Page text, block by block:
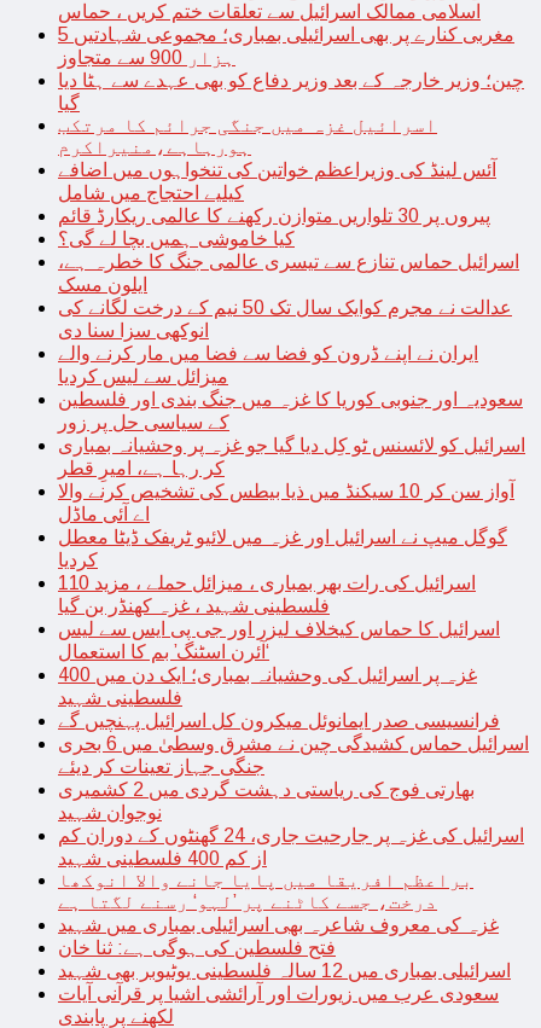
اسلامی ممالک اسرائیل سے تعلقات ختم کریں ، حماس
مغربی کنارے پر بھی اسرائیلی بمباری؛ مجموعی شہادتیں 5
ہزار 900 سے متجاوز
چین؛ وزیر خارجہ کے بعد وزیر دفاع کو بھی عہدے سے ہٹا دیا
گیا
اسرائیل غزہ میں جنگی جرائم کا مرتکب
ہورہاہے،منیراکرم
آئس لینڈ کی وزیراعظم خواتین کی تنخواہوں میں اضافے
کیلیے احتجاج میں شامل
پیروں پر 30 تلواریں متوازن رکھنے کا عالمی ریکارڈ قائم
کیا خاموشی ہمیں بچا لے گی؟
اسرائیل حماس تنازع سے تیسری عالمی جنگ کا خطرہ ہے،
ایلون مسک
عدالت نے مجرم کوایک سال تک 50 نیم کے درخت لگانے کی
انوکھی سزا سنا دی
ایران نے اپنے ڈرون کو فضا سے فضا میں مار کرنے والے
میزائل سے لیس کردیا
سعودیہ اور جنوبی کوریا کا غزہ میں جنگ بندی اور فلسطین
کے سیاسی حل پر زور
اسرائیل کو لائسنس ٹو کِل دیا گیا جو غزہ پر وحشیانہ بمباری
کر رہا ہے، امیرِ قطر
آواز سن کر 10 سیکنڈ میں ذیا بیطس کی تشخیص کرنے والا
اے آئی ماڈل
گوگل میپ نے اسرائیل اور غزہ میں لائیو ٹریفک ڈیٹا معطل
کردیا
اسرائیل کی رات بھر بمباری ، میزائل حملے ، مزید 110
فلسطینی شہید ، غزہ کھنڈر بن گیا
اسرائیل کا حماس کیخلاف لیزر اور جی پی ایس سے لیس
‘آئرن اسٹنگ’ بم کا استعمال
غزہ پر اسرائیل کی وحشیانہ بمباری؛ ایک دن میں 400
فلسطینی شہید
فرانسیسی صدر ایمانوئل میکرون کل اسرائیل پہنچیں گے
اسرائیل حماس کشیدگی چین نے مشرق وسطیٰ میں 6 بحری
جنگی جہاز تعینات کر دیئے
بھارتی فوج کی ریاستی دہشت گردی میں 2 کشمیری
نوجوان شہید
اسرائیل کی غزہ پر جارحیت جاری، 24 گھنٹوں کے دوران کم
از کم 400 فلسطینی شہید
براعظم افریقا میں پایا جانے والا انوکھا
درخت، جسے کاٹنے پر ’لہو‘ رسنے لگتا ہے
غزہ کی معروف شاعرہ بھی اسرائیلی بمباری میں شہید
فتح فلسطین کی ہوگی ہے: ثنا خان
اسرائیلی بمباری میں 12 سالہ فلسطینی یوٹیوبر بھی شہید
سعودی عرب میں زیورات اور آرائشی اشیا پر قرآنی آیات
لکھنے پر پابندی